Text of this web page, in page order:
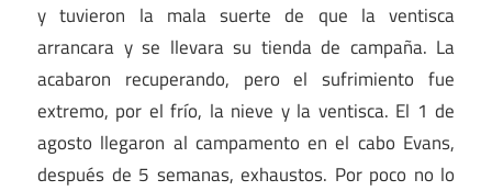
y tuvieron la mala suerte de que la ventisca
arrancara y se llevara su tienda de campaña. La
acabaron recuperando, pero el sufrimiento fue
extremo, por el frío, la nieve y la ventisca. El 1 de
agosto llegaron al campamento en el cabo Evans,
después de 5 semanas, exhaustos. Por poco no lo